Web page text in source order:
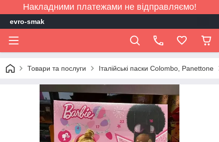
Накладними платежами не відправляємо!
evro-smak
Товари та послуги Італійські паски Colombo, Panettone